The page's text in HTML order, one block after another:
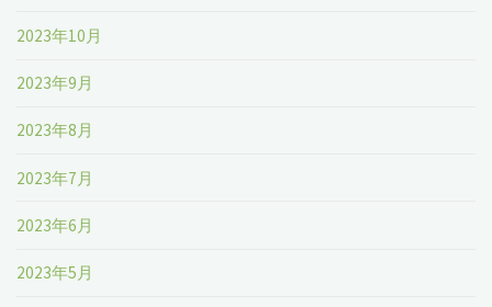
2023年10月
2023年9月
2023年8月
2023年7月
2023年6月
2023年5月